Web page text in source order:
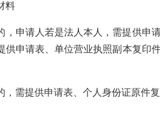
料
，申请人若是法人本人，需提供申
供申请表、单位营业执照副本复印
，需提供申请表、个人身份证原件复